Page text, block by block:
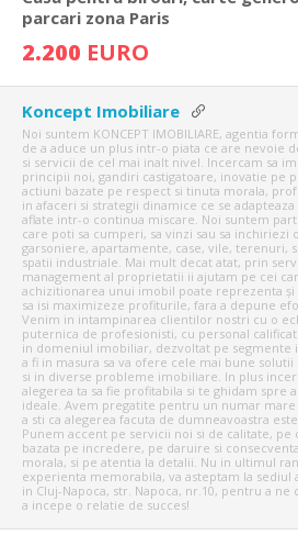
parcari zona Paris
2.200 EURO
Koncept Imobiliare
Noi suntem KONCEPT IMOBILIARE, agentia
de a aduce un plus intr-o piata ce are nevoie
si servicii de cel mai inalt nivel. Incercam sa
principii noi, gandiri castigatoare, inovatie pe
actiuni bazate pe respect si tinuta morala,
in afaceri si strategii dinamice ce se
aflate intr-o continua miscare. Noi suntem
care poti sa cumperi, sa vinzi sau sa inchiriezi
garsoniere, apartamente, case, vile, terenuri,
spatii industriale. Mai mult decat atat, prin
management al proprietatii ii ajutam pe cei
achizitionarea unui imobil poate reprezenta și
sa isi maximizeze profiturile, fara a depune
Venim in intampinarea clientilor nostri cu o
puternica de profesionisti, cu personal
in domeniul imobiliar, dezvoltat pe segmente
a fi in masura sa va ofere cele mai bune
si in diverse probleme imobiliare. In plus
alegerea ta sa fie profitabila si te ghidam spre
ideale. Avem pregatite pentru un numar
a sti ca alegerea facuta de dumneavoastra
Punem accent pe servicii noi si de calitate, pe
bazata pe incredere, pe daruire si
morala, si pe atentia la detalii. Nu in ultimul
experienta memorabila, va asteptam la sediul
in Cluj-Napoca, str. Napoca, nr.10, pentru a ne
a incepe o relatie de succes!